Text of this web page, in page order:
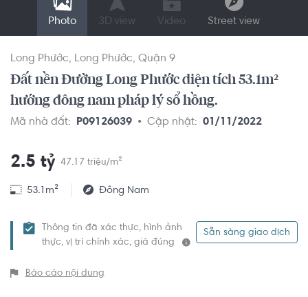
Photo 3D view Video Street view
Long Phước Long Phước Quận 9
Đất nền Đường Long Phước diện tích 53.1m²
hướng đông nam pháp lý sổ hồng.
Mã nhà đất: P09126039 Cập nhật: 01/11/2022
2.5 tỷ 47.17 triệu/m²
53.1m² Đông Nam
Thông tin đã xác thực, hình ảnh
thực, vị trí chính xác, giá đúng
Sẵn sàng giao dịch
Báo cáo nội dung